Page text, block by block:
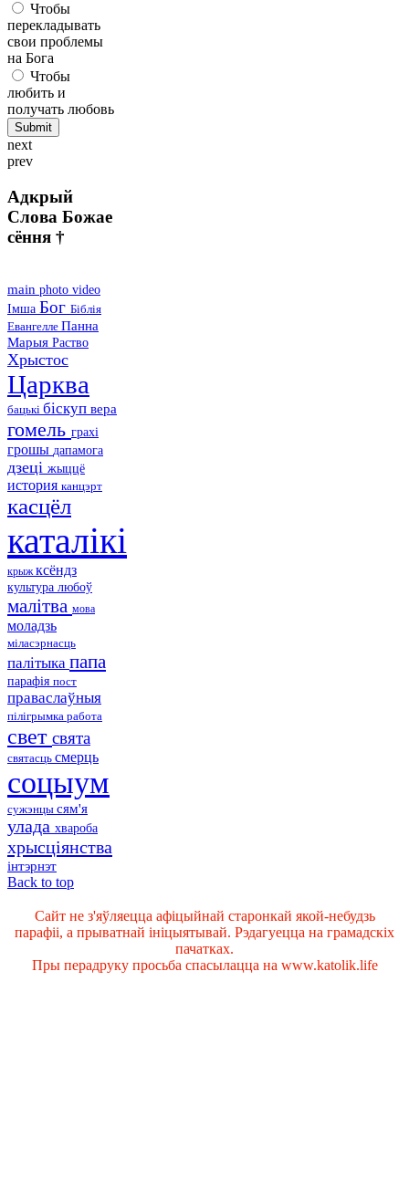
Чтобы
перекладывать
свои проблемы
на Бога
Чтобы
любить и
получать любовь
next
prev
Адкрый
Слова Божае
сёння †
main photo video
Імша Бог Біблія
Евангелле Панна
Марыя Раство
Хрыстос
Царква
бацькі біскуп вера
гомель грахі
грошы дапамога
дзеці жыццё
история канцэрт
касцёл
каталікі
крыж ксёндз
культура любоў
малітва мова
моладзь
міласэрнасць
палітыка папа
парафія пост
праваслаўныя
пілігрымка работа
свет свята
святасць смерць
соцыум
сужэнцы сям'я
улада хвароба
хрысціянства
інтэрнэт
Back to top
Сайт не з'яўляецца афіцыйнай старонкай якой-небудзь
парафіі, а прыватнай ініцыятывай. Рэдагуецца на грамадскіх
пачатках.
Пры перадруку просьба спасылацца на www.katolik.life